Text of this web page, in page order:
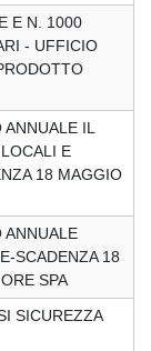
E N. 1000
- UFFICIO
IL
E
18 MAGGIO
ANNUALE
SCADENZA 18
SPA
SICUREZZA